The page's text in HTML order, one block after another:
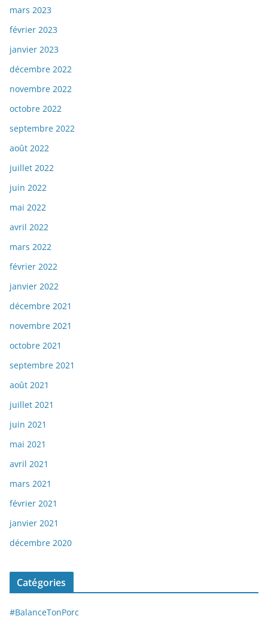
mars 2023
février 2023
janvier 2023
décembre 2022
novembre 2022
octobre 2022
septembre 2022
août 2022
juillet 2022
juin 2022
mai 2022
avril 2022
mars 2022
février 2022
janvier 2022
décembre 2021
novembre 2021
octobre 2021
septembre 2021
août 2021
juillet 2021
juin 2021
mai 2021
avril 2021
mars 2021
février 2021
janvier 2021
décembre 2020
Catégories
#BalanceTonPorc